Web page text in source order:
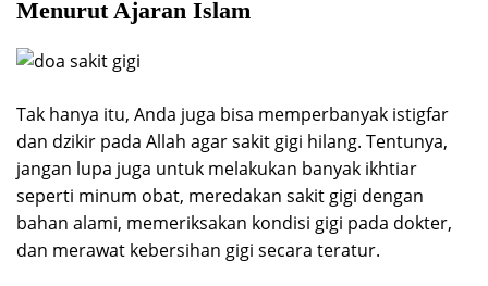
Menurut Ajaran Islam
Tak hanya itu, Anda juga bisa memperbanyak istigfar
dan dzikir pada Allah agar sakit gigi hilang. Tentunya,
jangan lupa juga untuk melakukan banyak ikhtiar
seperti minum obat, meredakan sakit gigi dengan
bahan alami, memeriksakan kondisi gigi pada dokter,
dan merawat kebersihan gigi secara teratur.